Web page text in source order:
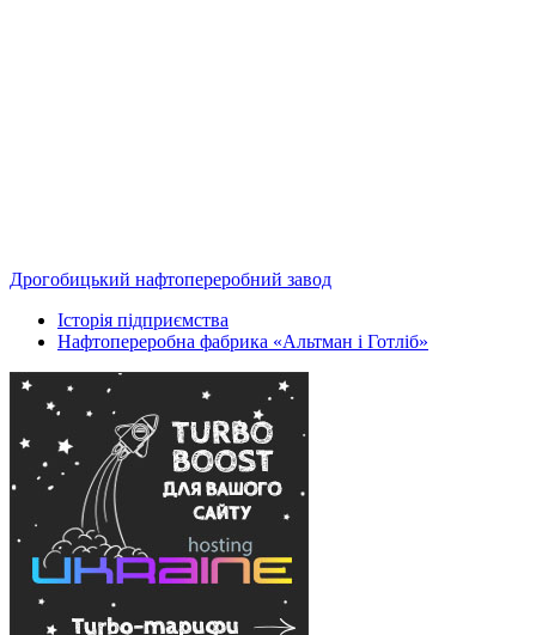
Дрогобицький нафтопереробний завод
Історія підприємства
Нафтопереробна фабрика «Альтман і Готліб»